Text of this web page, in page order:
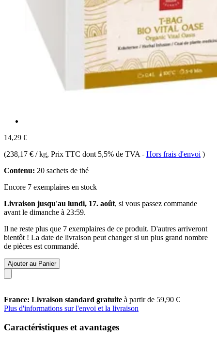
14,29 €
(238,17 € / kg, Prix TTC dont 5,5% de TVA - Hors frais d'envoi )
Contenu: 20 sachets de thé
Encore 7 exemplaires en stock
Livraison jusqu'au lundi, 17. août, si vous passez commande
avant le dimanche à 23:59.
Il ne reste plus que 7 exemplaires de ce produit. D'autres arriveront
bientôt ! La date de livraison peut changer si un plus grand nombre
de pièces est commandé.
Ajouter au Panier
France: Livraison standard gratuite à partir de 59,90 €
Plus d'informations sur l'envoi et la livraison
Caractéristiques et avantages